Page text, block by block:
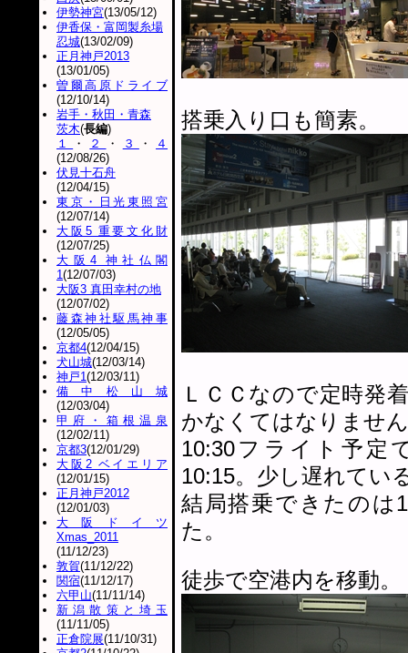
搭乗入り口も簡素。
ＬＣＣなので定時発
かなくてはなりませ
10:30フライト予定
10:15。少し遅れてい
結局搭乗できたのは
た。
徒歩で空港内を移動。
伊勢神宮(13/05/12)
伊香保・富岡製糸場
忍城(13/02/09)
正月神戸2013
(13/01/05)
曽爾高原ドライブ
(12/10/14)
岩手・秋田・青森
茨木(長編)
１
・ ２ ・ ３ ・
４
(12/08/26)
伏見十石舟
(12/04/15)
東京・日光東照宮
(12/07/14)
大阪5 重要文化財
(12/07/25)
大阪4 神社仏閣
1(12/07/03)
大阪3 真田幸村の地
(12/07/02)
藤森神社駆馬神事
(12/05/05)
京都4(12/04/15)
犬山城(12/03/14)
神戸1(12/03/11)
備中松山城
(12/03/04)
甲府・箱根温泉
(12/02/11)
京都3(12/01/29)
大阪2 ベイエリア
(12/01/15)
正月神戸2012
(12/01/03)
大阪ドイツ
Xmas_2011
(11/12/23)
敦賀(11/12/22)
関宿(11/12/17)
六甲山(11/11/14)
新潟散策と埼玉
(11/11/05)
正倉院展(11/10/31)